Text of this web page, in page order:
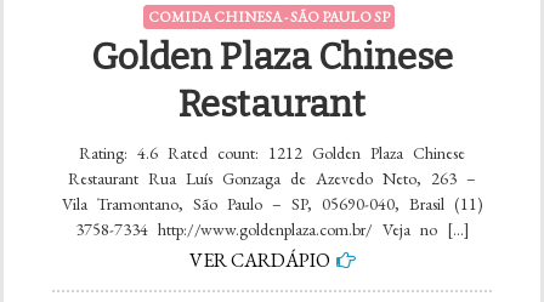
COMIDA CHINESA - SÃO PAULO SP
Golden Plaza Chinese
Restaurant
Rating: 4.6 Rated count: 1212 Golden Plaza Chinese
Restaurant Rua Luís Gonzaga de Azevedo Neto, 263 –
Vila Tramontano, São Paulo – SP, 05690-040, Brasil (11)
3758-7334 http://www.goldenplaza.com.br/ Veja no […]
VER CARDÁPIO